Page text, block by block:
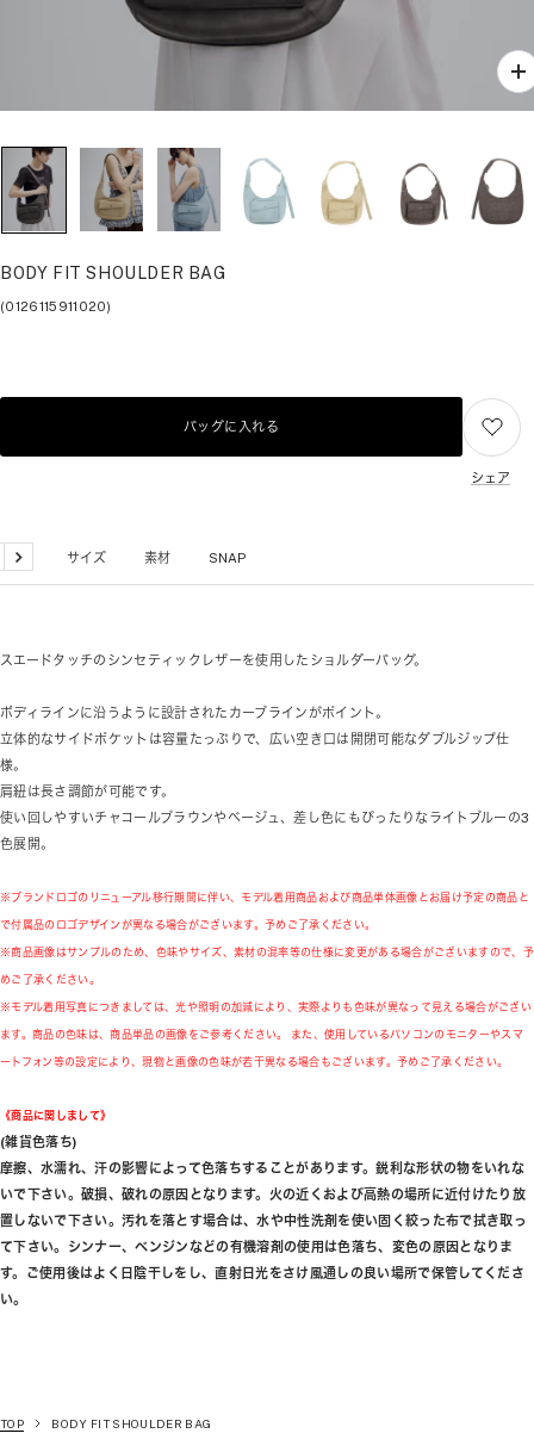
ズ
ン
細 サイズ 素材 SNAP
次
へ
スエードタッチのシンセティックレザーを使用したショルダーバッグ。
ボディラインに沿うように設計されたカーブラインがポイント。
立体的なサイドポケットは容量たっぷりで、広い空き口は開閉可能なダブルジップ仕
様。
肩紐は長さ調節が可能です。
使い回しやすいチャコールブラウンやベージュ、差し色にもぴったりなライトブルーの3
色展開。
※ブランドロゴのリニューアル移行期間に伴い、モデル着用商品および商品単体画像とお届け予定の商品と
で付属品のロゴデザインが異なる場合がございます。予めご了承ください。
※商品画像はサンプルのため、色味やサイズ、素材の混率等の仕様に変更がある場合がございますので、予
めご了承ください。
※モデル着用写真につきましては、光や照明の加減により、実際よりも色味が異なって見える場合がござい
ます。商品の色味は、商品単品の画像をご参考ください。 また、使用しているパソコンのモニターやスマ
ートフォン等の設定により、現物と画像の色味が若干異なる場合もございます。予めご了承ください。
《商品に関しまして》
(雑貨色落ち)
摩擦、水濡れ、汗の影響によって色落ちすることがあります。鋭利な形状の物をいれな
いで下さい。破損、破れの原因となります。火の近くおよび高熱の場所に近付けたり放
置しないで下さい。汚れを落とす場合は、水や中性洗剤を使い固く絞った布で拭き取っ
て下さい。シンナー、ベンジンなどの有機溶剤の使用は色落ち、変色の原因となりま
す。ご使用後はよく日陰干しをし、直射日光をさけ風通しの良い場所で保管してくださ
い。
BODY FIT SHOULDER BAG
(0126115911020)
バッグに入れる
シェア
TOP BODY FIT SHOULDER BAG